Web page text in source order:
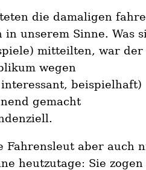
die damaligen
unserem Sinne. Was
mitteilten, war der
wegen
beispielhaft)
gemacht
Fahrensleut aber auch
heutzutage: Sie zogen